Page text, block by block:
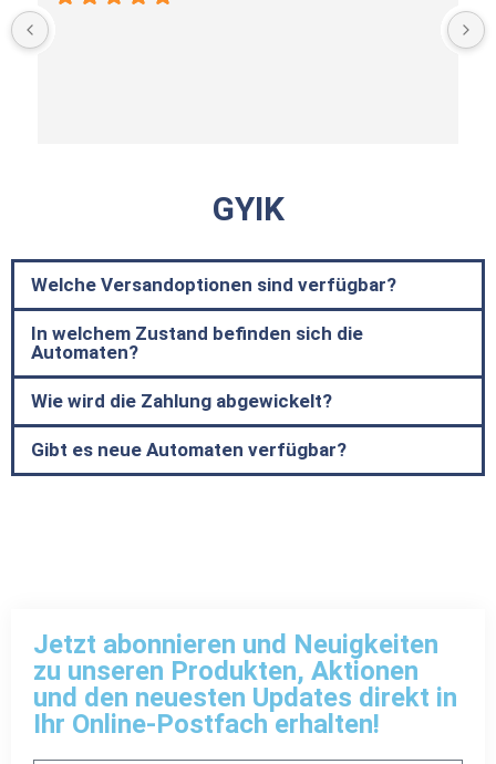
GYIK
Welche Versandoptionen sind verfügbar?
In welchem Zustand befinden sich die
Automaten?
Wie wird die Zahlung abgewickelt?
Gibt es neue Automaten verfügbar?
Jetzt abonnieren und Neuigkeiten
zu unseren Produkten, Aktionen
und den neuesten Updates direkt in
Ihr Online-Postfach erhalten!